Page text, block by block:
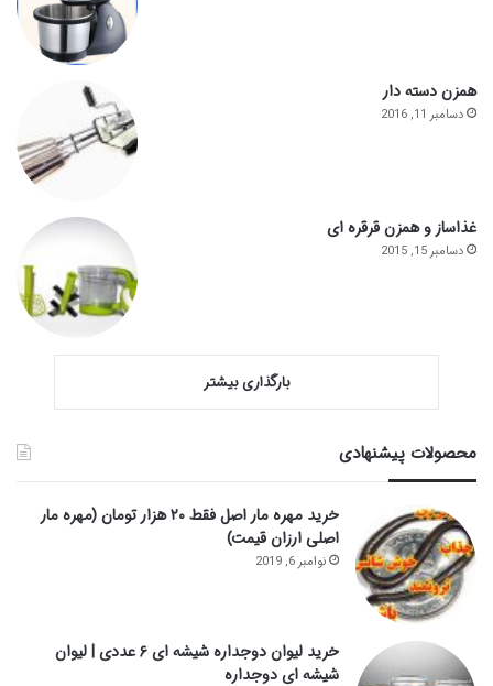
همزن دسته دار
دسامبر 11, 2016
غذاساز و همزن قرقره ای
دسامبر 15, 2015
بارگذاری بیشتر
محصولات پیشنهادی
خرید مهره مار اصل فقط ۲۰ هزار تومان (مهره مار
اصلی ارزان قیمت)
نوامبر 6, 2019
خرید لیوان دوجداره شیشه ای ۶ عددی | لیوان
شیشه ای دوجداره